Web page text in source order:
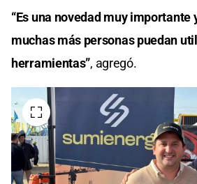
“Es una novedad muy importante
muchas más personas puedan
herramientas”, agregó.